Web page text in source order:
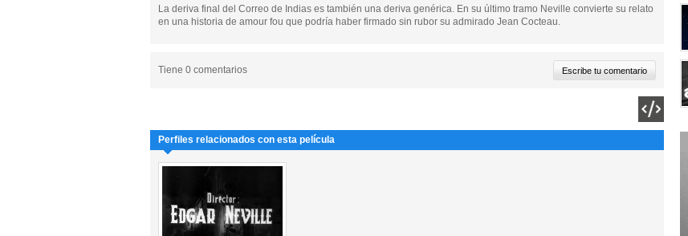
La deriva final del Correo de Indias es también una deriva genérica. En su último tramo Neville convierte su relato
en una historia de amour fou que podría haber firmado sin rubor su admirado Jean Cocteau.
Tiene 0 comentarios
Perfiles relacionados con esta película